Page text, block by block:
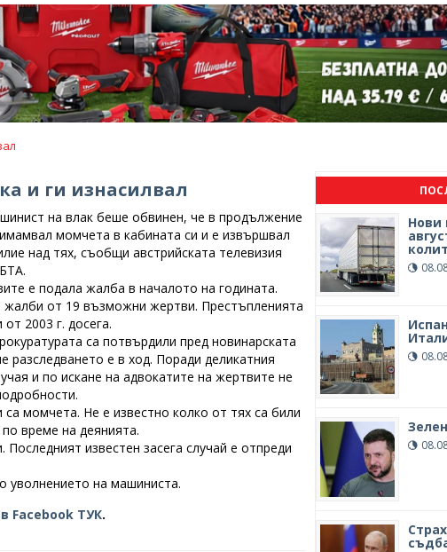
и ги изнасилвал
на влак беше обвинен, че в продължение
момчета в кабината си и е извършвал
над тях, съобщи австрийската телевизия
е подала жалба в началото на годината.
жалби от 19 възможни жертви. Престъпленията
2003 г. досега.
са потвърдили пред новинарската
разследването е в ход. Поради деликатния
и по искане на адвокатите на жертвите не
са момчета. Не е известно колко от тях са били
време на деянията.
известен засега случай е отпреди
уволнението на машиниста.
Facebook ТУК.
Нови